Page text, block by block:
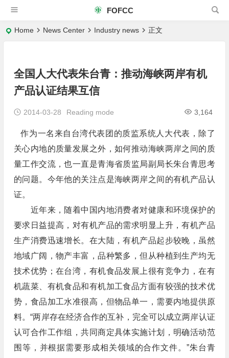
FOFCC
Home News Center Industry news 正文
全国人大代表朱台青：推动海峡两岸有机
产品认证结果互信
2014-03-28 3,164
Reading mode
作为一名来自台湾代表团的质监系统人大代表，除了
关心内地的质量发展之外，如何推动海峡两岸之间的质
量工作交流，也一直是青海省质监局副局长朱台青思考
的问题。今年他的关注点是海峡两岸之间的有机产品认
证。
近年来，随着中国内地消费者对健康和环境保护的
要求日益提高，对有机产品的需求明显上升，有机产品
生产消费迅速增长。在大陆，有机产品起步较晚，虽然
地域广阔，物产丰富，品种繁多，但从种植到生产均无
技术优势；在台湾，有机食品发展上很有竞争力，在有
机蔬菜、有机食品和有机加工食品方面有较强的技术优
势，食品加工水准很高，但物品单一，需要内地提供原
料。“两岸存在经济合作的互补，完全可以成立两岸认证
认可合作工作组，共同商定具体实施计划，明确活动范
围等，并根据需要形成相关领域的合作文件。”朱台青